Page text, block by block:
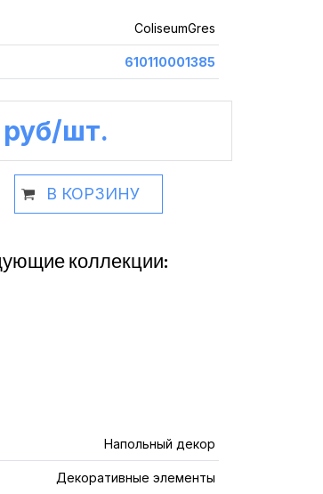
ColiseumGres
610110001385
/шт.
В КОРЗИНУ
коллекции:
Напольный декор
Декоративные элементы